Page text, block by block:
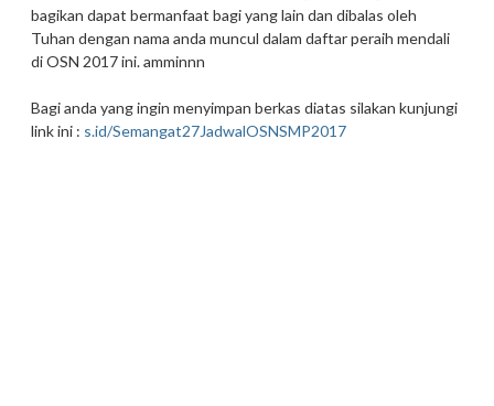
bagikan dapat bermanfaat bagi yang lain dan dibalas oleh
Tuhan dengan nama anda muncul dalam daftar peraih mendali
di OSN 2017 ini. amminnn
Bagi anda yang ingin menyimpan berkas diatas silakan kunjungi
link ini : s.id/Semangat27JadwalOSNSMP2017